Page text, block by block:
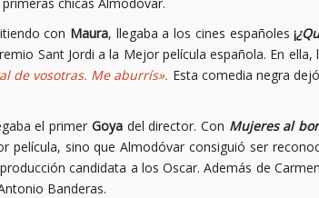
con Maura, llegaba a los cines españoles¡
Sant Jordi a la Mejor película española. En ella,
de vosotras. Me aburrís». Esta comedia negra
el primer Goyadel director. Con Mujeres al
película, sino que Almodóvar consiguió ser
candidata a los Oscar. Además de
Banderas.